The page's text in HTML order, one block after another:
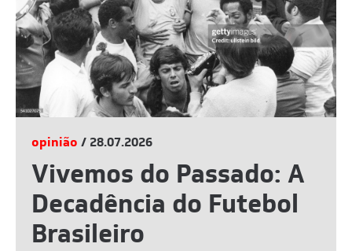
opinião / 28.07.2026
Vivemos do Passado: A
Decadência do Futebol
Brasileiro